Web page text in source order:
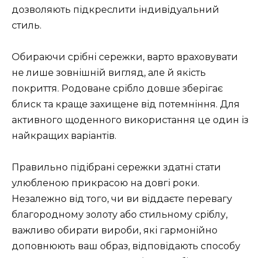
дозволяють підкреслити індивідуальний
стиль.
Обираючи срібні сережки, варто враховувати
не лише зовнішній вигляд, але й якість
покриття. Родоване срібло довше зберігає
блиск та краще захищене від потемніння. Для
активного щоденного використання це один із
найкращих варіантів.
Правильно підібрані сережки здатні стати
улюбленою прикрасою на довгі роки.
Незалежно від того, чи ви віддаєте перевагу
благородному золоту або стильному сріблу,
важливо обирати вироби, які гармонійно
доповнюють ваш образ, відповідають способу